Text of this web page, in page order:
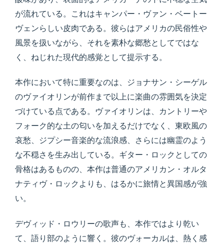
が流れている。これはキャンパー・ヴァン・ベートー
ヴェンらしい皮肉である。彼らはアメリカの民俗性や
風景を扱いながら、それを素朴な郷愁としてではな
く、ねじれた現代的感覚として提示する。
本作において特に重要なのは、ジョナサン・シーゲル
のヴァイオリンが前作まで以上に楽曲の雰囲気を決定
づけている点である。ヴァイオリンは、カントリーや
フォーク的な土の匂いを加えるだけでなく、東欧風の
哀愁、ジプシー音楽的な流浪感、さらには幽霊のよう
な不穏さを生み出している。ギター・ロックとしての
骨格はあるものの、本作は普通のアメリカン・オルタ
ナティヴ・ロックよりも、はるかに旅情と異国感が強
い。
デヴィッド・ロウリーの歌声も、本作ではより乾い
て、語り部のように響く。彼のヴォーカルは、熱く感